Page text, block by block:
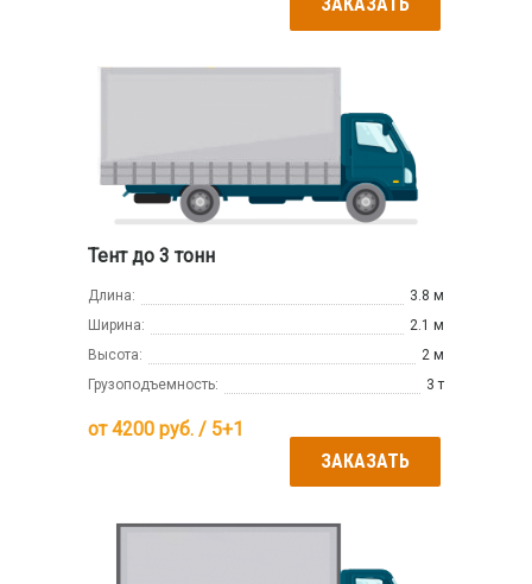
ЗАКАЗАТЬ
Тент до 3 тонн
Длина:
3.8 м
Ширина:
2.1 м
Высота:
2 м
Грузоподъемность:
3 т
от4200 руб. / 5+1
ЗАКАЗАТЬ